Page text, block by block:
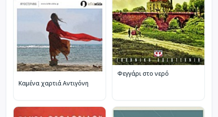
Καμένα χαρτιά Αντιγόνη
Φεγγάρι στο νερό